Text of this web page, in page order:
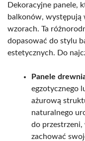
Dekoracyjne panele,
balkonów, występują
wzorach. Ta
dopasować do stylu
estetycznych. Do
Panele
egzotycznego
ażurową
naturalnego
do przestrzeni,
zachować